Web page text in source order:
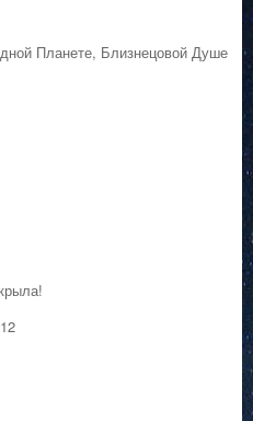
Планете, Близнецовой Душе